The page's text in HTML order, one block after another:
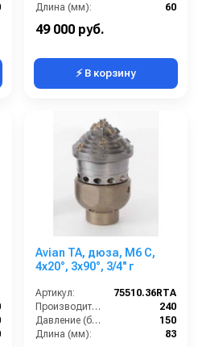
Длина (мм):
60
49 000 руб.
⚡ В корзину
Avian TA, дюза, M6 C,
4x20°, 3x90°, 3/4'' г
Артикул:
75510.36RTA
Производительность (л/мин):
240
Давление (бар):
150
Длина (мм):
83